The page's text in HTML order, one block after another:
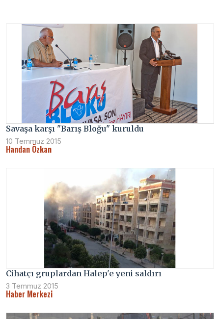
Savaşa karşı "Barış Bloğu" kuruldu
10 Temmuz 2015
Handan Özkan
Cihatçı gruplardan Halep'e yeni saldırı
3 Temmuz 2015
Haber Merkezi